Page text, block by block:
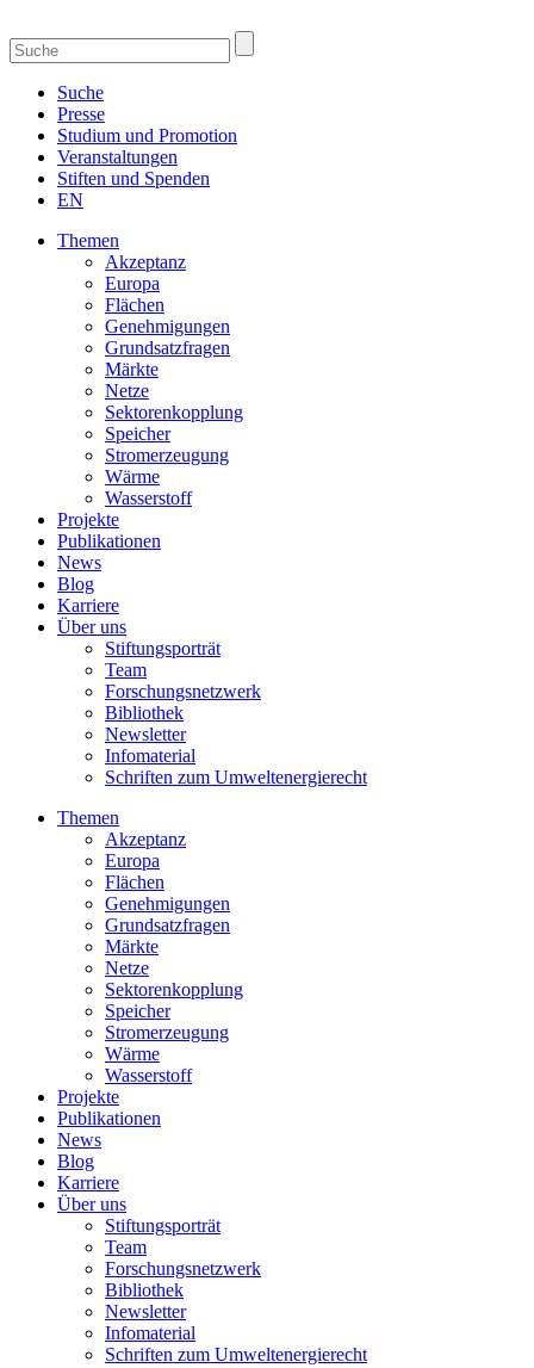
Suche
Presse
Studium und Promotion
Veranstaltungen
Stiften und Spenden
EN
Themen
Akzeptanz
Europa
Flächen
Genehmigungen
Grundsatzfragen
Märkte
Netze
Sektorenkopplung
Speicher
Stromerzeugung
Wärme
Wasserstoff
Projekte
Publikationen
News
Blog
Karriere
Über uns
Stiftungsporträt
Team
Forschungsnetzwerk
Bibliothek
Newsletter
Infomaterial
Schriften zum Umweltenergierecht
Themen
Akzeptanz
Europa
Flächen
Genehmigungen
Grundsatzfragen
Märkte
Netze
Sektorenkopplung
Speicher
Stromerzeugung
Wärme
Wasserstoff
Projekte
Publikationen
News
Blog
Karriere
Über uns
Stiftungsporträt
Team
Forschungsnetzwerk
Bibliothek
Newsletter
Infomaterial
Schriften zum Umweltenergierecht